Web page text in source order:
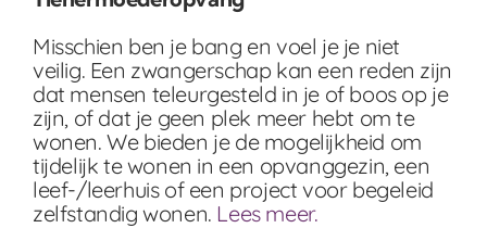
Misschien ben je bang en voel je je niet
veilig. Een zwangerschap kan een reden zijn
dat mensen teleurgesteld in je of boos op je
zijn, of dat je geen plek meer hebt om te
wonen. We bieden je de mogelijkheid om
tijdelijk te wonen in een opvanggezin, een
leef-/leerhuis of een project voor begeleid
zelfstandig wonen. Lees meer.